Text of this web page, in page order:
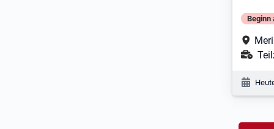
Beginn